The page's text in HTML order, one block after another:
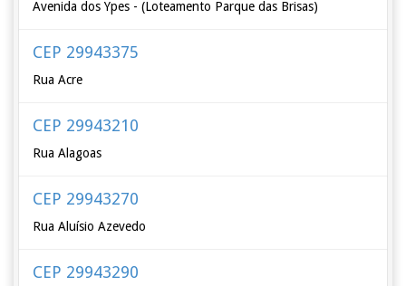
Avenida dos Ypes - (Loteamento Parque das Brisas)
CEP 29943375
Rua Acre
CEP 29943210
Rua Alagoas
CEP 29943270
Rua Aluísio Azevedo
CEP 29943290